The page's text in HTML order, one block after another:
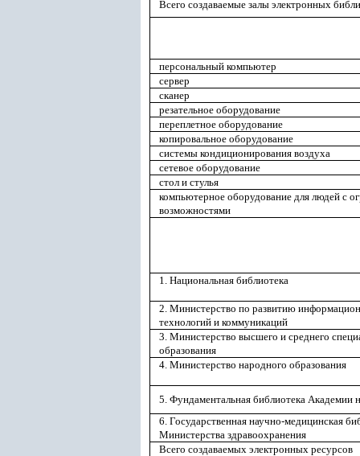
Всего создаваемые залы электронных
персональный компьютер
сервер
сканер
резательное оборудование
переплетное оборудование
копировальное оборудование
системы кондиционирования воздуха
сетевое оборудование
стол и стулья
компьютерное оборудование для людей с
возможностями
1. Национальная библиотека
2. Министерство по развитию
технологий и коммуникаций
3. Министерство высшего и среднего
образования
4. Министерство народного образования
5. Фундаментальная библиотека Академии
6. Государственная научно-медицинская
Министерства здравоохранения
Всего создаваемых электронных ресурсов